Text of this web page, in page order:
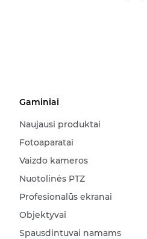
Gaminiai
Naujausi produktai
Fotoaparatai
Vaizdo kameros
Nuotolinės PTZ
Profesionalūs ekranai
Objektyvai
Spausdintuvai namams